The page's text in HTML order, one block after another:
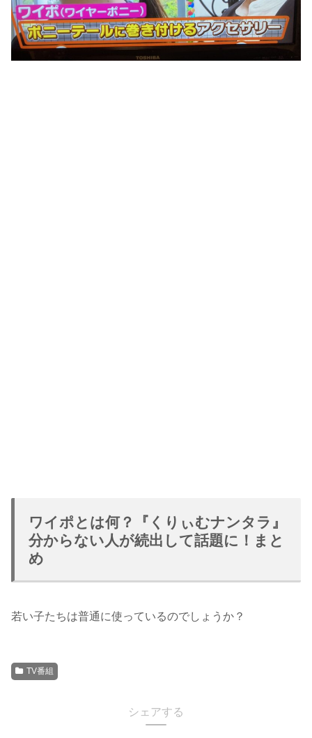
ワイポとは何？『くりぃむナンタラ』
分からない人が続出して話題に！まと
め
若い子たちは普通に使っているのでしょうか？
TV番組
シェアする